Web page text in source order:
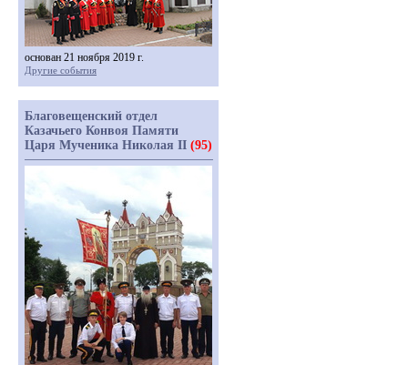
основан 21 ноября 2019 г.
Другие события
Благовещенский отдел
Казачьего Конвоя Памяти
Царя Мученика Николая II (95)